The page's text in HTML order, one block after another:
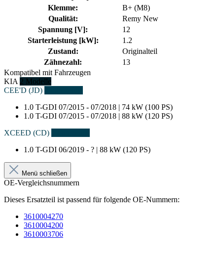
Klemme:
B+ (M8)
Qualität:
Remy New
Spannung [V]:
12
Starterleistung [kW]:
1.2
Zustand:
Originalteil
Zähnezahl:
13
Kompatibel mit Fahrzeugen
KIA 2 Modelle
CEE'D (JD)
1.0 T-GDI 07/2015 - 07/2018 | 74 kW (100 PS)
1.0 T-GDI 07/2015 - 07/2018 | 88 kW (120 PS)
XCEED (CD)
1.0 T-GDI 06/2019 - ? | 88 kW (120 PS)
Menü schließen
OE-Vergleichsnummern
Dieses Ersatzteil ist passend für folgende OE-Nummern:
3610004270
3610004200
3610003706